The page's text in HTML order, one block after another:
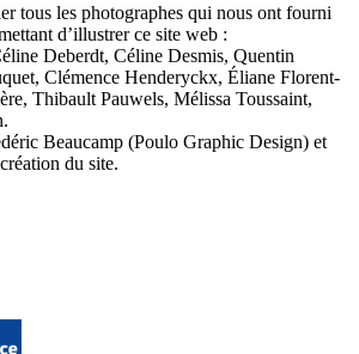
tous les photographes qui nous ont fourni
d’illustrer ce site web :
Deberdt, Céline Desmis, Quentin
Clémence Henderyckx, Éliane Florent-
Thibault Pauwels, Mélissa Toussaint,
Beaucamp (Poulo Graphic Design) et
du site.